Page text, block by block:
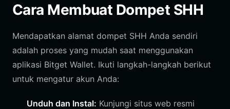
Cara Membuat Dompet SHH
Mendapatkan alamat dompet SHH Anda sendiri
adalah proses yang mudah saat menggunakan
aplikasi Bitget Wallet. Ikuti langkah-langkah berikut
untuk mengatur akun Anda:
Unduh dan Instal: Kunjungi situs web resmi